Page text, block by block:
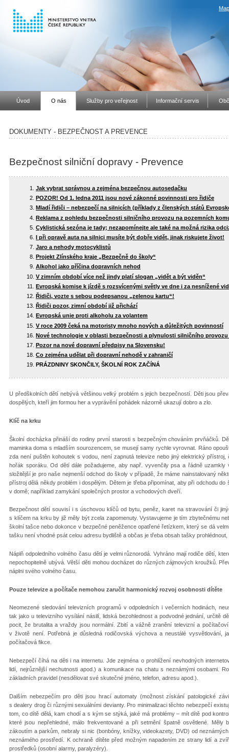
Úvod O nás Služby pro veřejnost Informační servis
DOKUMENTY - BEZPEČNOST A PREVENCE
Bezpečnost silniční dopravy - Prevence
Jak vybrat správnou a zejména bezpečnou autosedačku
POZOR! Od 1. ledna 2011 jsou nové zákonné povinnosti pro řidiče
Mladí řidiči – nebezpečí na silnicích (příklady z členských států
Reklama z pohledu bezpečnosti silničního provozu na pozemních
Cyklistická sezóna je tady; nezapomínejte ale také na možná rizika
I při opravě auta na silnici musíte být dobře vidět, jinak riskujete život!
Jaro a nehody motocyklistů
Projekt Zlínského kraje „Bezpečně do školy“
Alkohol jako příčina dopravních nehod
V zimním období více než jindy platí slogan „vidět a být viděn“
Evropská komise k jízdě s rozsvícenými světly ve dne i za nesnížené
Řidiči, vozte s sebou podepsanou „zelenou kartu“!
Řidiči pozor, zimní období již přichází
Evropská unie proti alkoholu za volantem
V roce 2009 čeká na motoristy mnoho nových a důležitých povinností
Nové technologie v oblasti bezpečnosti a plynulosti silničního provozu
Pozor na nové dopravní předpisy na Slovensku!
Co zejména udělat při dopravní nehodě v zahraničí
PRÁZDNINY SKONČILY, ŠKOLNÍ ROK ZAČÍNÁ
U předškolních dětí nebývá většinou velký problém s jejich bezpečností. Děti jsou
dospělých, kteří jim formou her a vyprávění pohádek názorně ukazují dobro a zlo.
Klíč na krku
Školní docházka přináší do rodiny první starosti s bezpečným chováním prvňáčků.
maminka doma s mladším sourozencem, se musejí samy rychle vyrovnat. Ráno
zda není puštěn kohoutek s vodou, není zapnutá televize nebo jiný elektrický
hořák sporáku. Od dětí dále požadujeme, aby např. vyvenčily psa a řádně
složitější je pro naše nejmenší odchod do školy v případě, že máme nainstalovaný
přístroj dělá někdy problém i dospělým. Dětem je třeba připomínat, aby při odchodu
v domě; například zamykání společných prostor a vchodových dveří.
Bezpečnost dětí souvisí i s úschovou klíčů od bytu, peněz, karet na stravování či
s klíčem na krku by již měly být zcela zapomenuty. Vystavujeme je tím zbytečnému
školní tašce nebo dokonce v bezpečné peněžence opatřené řetízkem, který se dá
tašku není vhodné psát celou adresu bydliště a občas je třeba obsah tašky
Náplň odpoledního volného času dětí je velmi různorodá. Vyhráno mají rodiče dětí,
nepochopitelně ubývá. Větší děti mohou docházet do různých zájmových kroužků.
náplni svého volného času.
Pouze televize a počítače nemohou zaručit harmonický rozvoj osobnosti dítěte
Neomezené sledování televizních programů v odpoledních i večerních hodinách,
tak jako u televizního vysílání násilí, lidská bezohlednost a podvodné jednání, určitě
pocit, že brutalita a vraždy jsou normální. Zbití a vážně zranění televizní a
v životě není. Potřebná je důsledná rodičovská výchova a neustálé
počítačová fikce.
Nebezpečí číhá na děti i na internetu. Jde zejména o prohlížení nevhodných
lidí, nejrůznější nechutnosti apod.) a komunikace na chatu s neznámými osobami.
základních pravidel (nesdělovat své skutečné jméno, telefon, adresu apod.).
Dalším nebezpečím pro děti jsou hrací automaty (možnost získání patologické
s dealery drog či různými sexuálními devianty. Pro minimalizaci těchto nebezpečí
tom, co dítě dělá, kam chodí a s kým se stýká, jaké má problémy ­– mít dítě pod
které jsou nepřehledné, málo frekventované a při setmění špatně osvětlené.
zákoutím a parkům, nebraly si nic (bonbóny, knížky, videokazety, DVD) od
neznámého prostředí. K ochraně dítěte před možným napadením ze strany lidí a
prostředků (osobní alarmy, paralyzéry).